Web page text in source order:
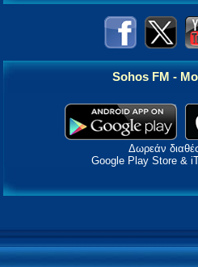
Sohos FM -
Δωρεάν
Google Play Store &